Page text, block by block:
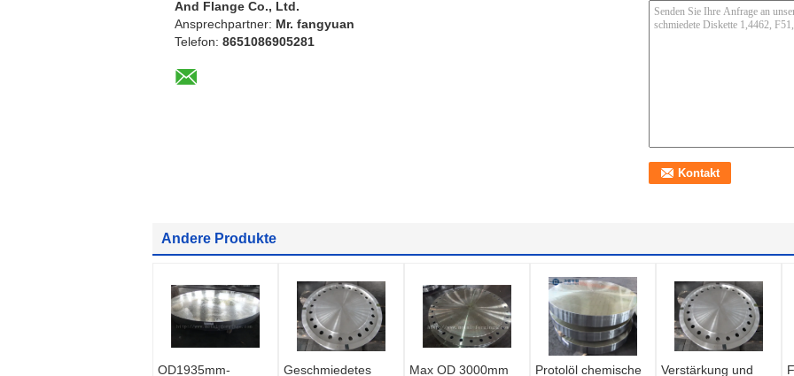
And Flange Co., Ltd.
Ansprechpartner: Mr. fangyuan
Telefon: 8651086905281
Andere Produkte
OD1935mm- Geschmiedetes Max OD 3000mm Protolöl chemische Verstärkung und